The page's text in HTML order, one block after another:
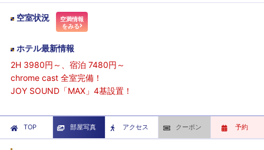
空室状況
空満情報
をみる
ホテル最新情報
2H 3980円～、宿泊 7480円～
chrome cast 全室完備！
JOY SOUND「MAX」4基設置！
TOP 部屋写真 アクセス クーポン 予約